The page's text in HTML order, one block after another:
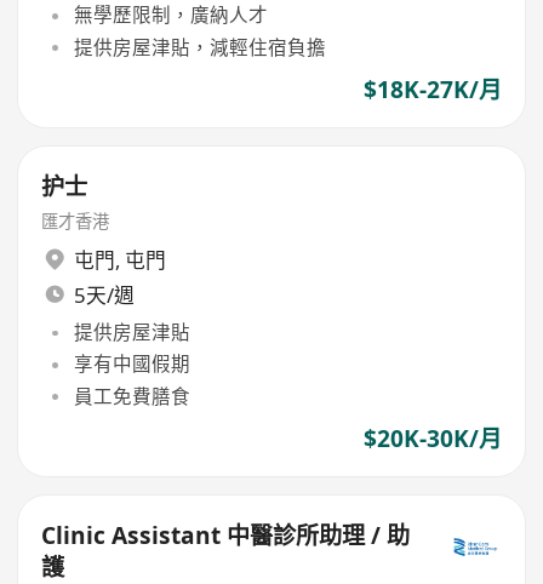
無學歷限制，廣納人才
提供房屋津貼，減輕住宿負擔
$18K-27K/月
护士
匯才香港
屯門, 屯門
5天/週
提供房屋津貼
享有中國假期
員工免費膳食
$20K-30K/月
Clinic Assistant 中醫診所助理 / 助
護